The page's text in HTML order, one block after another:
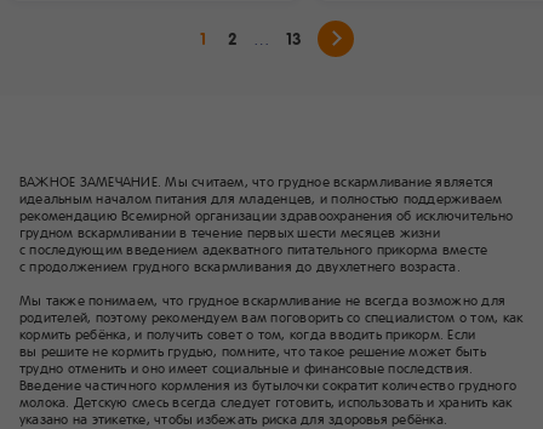
не в количестве пищи, а в том,
гормональных, структурных
изменений.
1 2 13
ВАЖНОЕ ЗАМЕЧАНИЕ. Мы считаем, что грудное вскармливание является
идеальным началом питания для младенцев, и полностью поддерживаем
рекомендацию Всемирной организации здравоохранения об исключительно
грудном вскармливании в течение первых шести месяцев жизни
с последующим введением адекватного питательного прикорма вместе
с продолжением грудного вскармливания до двухлетнего возраста.
Мы также понимаем, что грудное вскармливание не всегда возможно для
родителей, поэтому рекомендуем вам поговорить со специалистом о том, как
кормить ребёнка, и получить совет о том, когда вводить прикорм. Если
вы решите не кормить грудью, помните, что такое решение может быть
трудно отменить и оно имеет социальные и финансовые последствия.
Введение частичного кормления из бутылочки сократит количество грудного
молока. Детскую смесь всегда следует готовить, использовать и хранить как
указано на этикетке, чтобы избежать риска для здоровья ребёнка.